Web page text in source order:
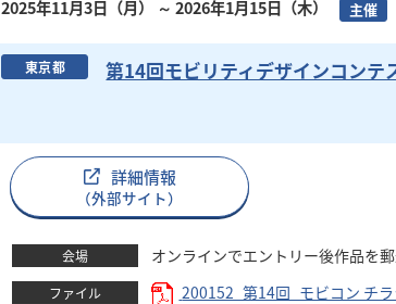
2025年11月3日（月） ～ 2026年1月15日（木） 主催
東京都 第14回モビリティデザインコンテ
詳細情報
（外部サイト）
会場 オンラインでエントリー後作品を
ファイル 200152_第14回_モビコン チ